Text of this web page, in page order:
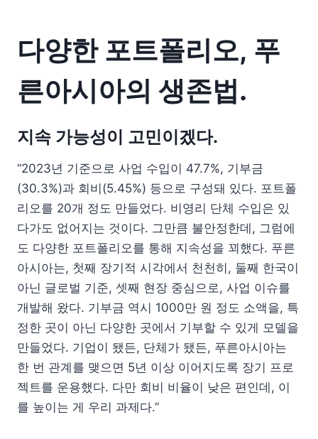
다양한 포트폴리오, 푸
른아시아의 생존법.
지속 가능성이 고민이겠다.
“2023년 기준으로 사업 수입이 47.7%, 기부금
(30.3%)과 회비(5.45%) 등으로 구성돼 있다. 포트폴
리오를 20개 정도 만들었다. 비영리 단체 수입은 있
다가도 없어지는 것이다. 그만큼 불안정한데, 그럼에
도 다양한 포트폴리오를 통해 지속성을 꾀했다. 푸른
아시아는, 첫째 장기적 시각에서 천천히, 둘째 한국이
아닌 글로벌 기준, 셋째 현장 중심으로, 사업 이슈를
개발해 왔다. 기부금 역시 1000만 원 정도 소액을, 특
정한 곳이 아닌 다양한 곳에서 기부할 수 있게 모델을
만들었다. 기업이 됐든, 단체가 됐든, 푸른아시아는
한 번 관계를 맺으면 5년 이상 이어지도록 장기 프로
젝트를 운용했다. 다만 회비 비율이 낮은 편인데, 이
를 높이는 게 우리 과제다.”